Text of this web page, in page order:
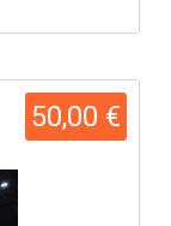
50,00 €